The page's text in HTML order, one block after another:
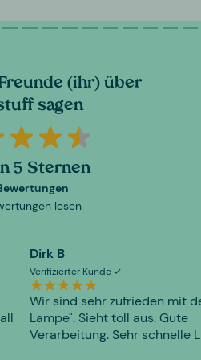
(ihr) über
sagen
5 Sternen
lesen
Dirk B
Verifizierter Kunde
Wir sind sehr zufrieden mit
Lampe". Sieht toll aus. Gute
Verarbeitung. Sehr schnelle